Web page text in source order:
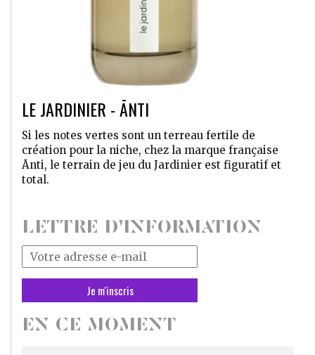
LE JARDINIER - ĀNTI
Si les notes vertes sont un terreau fertile de
création pour la niche, chez la marque française
Ānti, le terrain de jeu du Jardinier est figuratif et
total.
LETTRE D'INFORMATION
Votre
adresse
mail
*
EN CE MOMENT